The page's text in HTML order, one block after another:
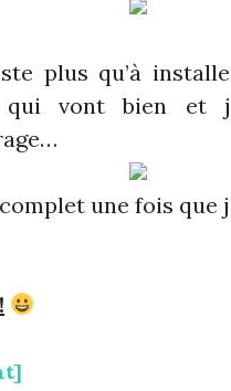
plus qu’à
qui vont bien et
une fois que